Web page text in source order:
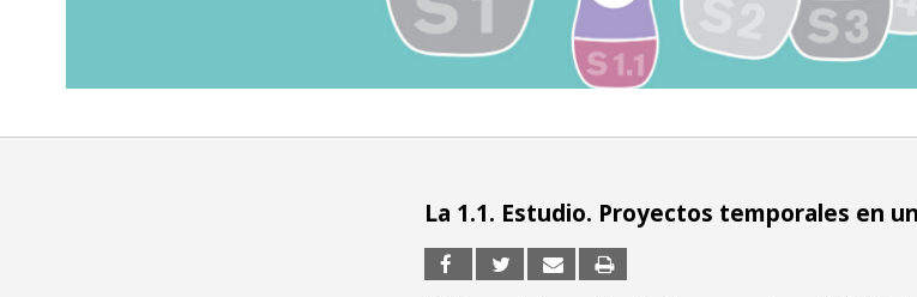
La 1.1. Estudio. Proyectos temporales en